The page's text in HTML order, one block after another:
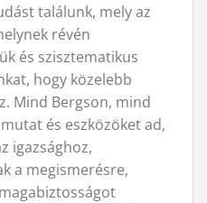
találunk, mely az
révén
és szisztematikus
hogy közelebb
Mind Bergson, mind
és eszközöket ad,
igazsághoz,
a megismerésre,